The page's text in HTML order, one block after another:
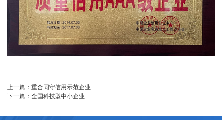
上一篇： 重合同守信用示范企业
下一篇： 全国科技型中小企业